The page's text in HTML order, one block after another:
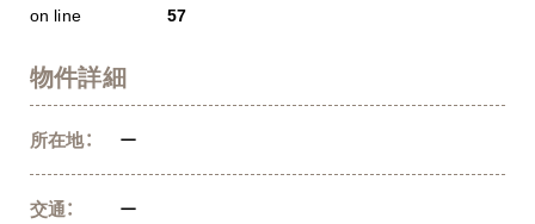
on line
57
物件詳細
所在地： ー
交通： ー